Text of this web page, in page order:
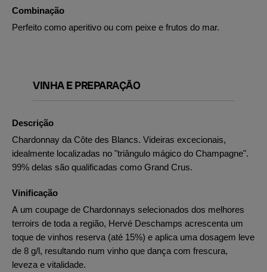
Combinação
Perfeito como aperitivo ou com peixe e frutos do mar.
VINHA E PREPARAÇÃO
Descrição
Chardonnay da Côte des Blancs. Videiras excecionais,
idealmente localizadas no "triângulo mágico do Champagne".
99% delas são qualificadas como Grand Crus.
Vinificação
A um coupage de Chardonnays selecionados dos melhores
terroirs de toda a região, Hervé Deschamps acrescenta um
toque de vinhos reserva (até 15%) e aplica uma dosagem leve
de 8 g/l, resultando num vinho que dança com frescura,
leveza e vitalidade.